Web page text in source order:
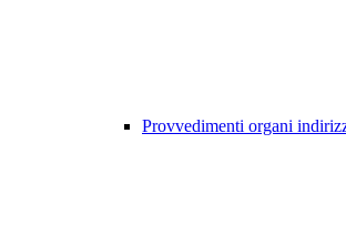
Provvedimenti organi